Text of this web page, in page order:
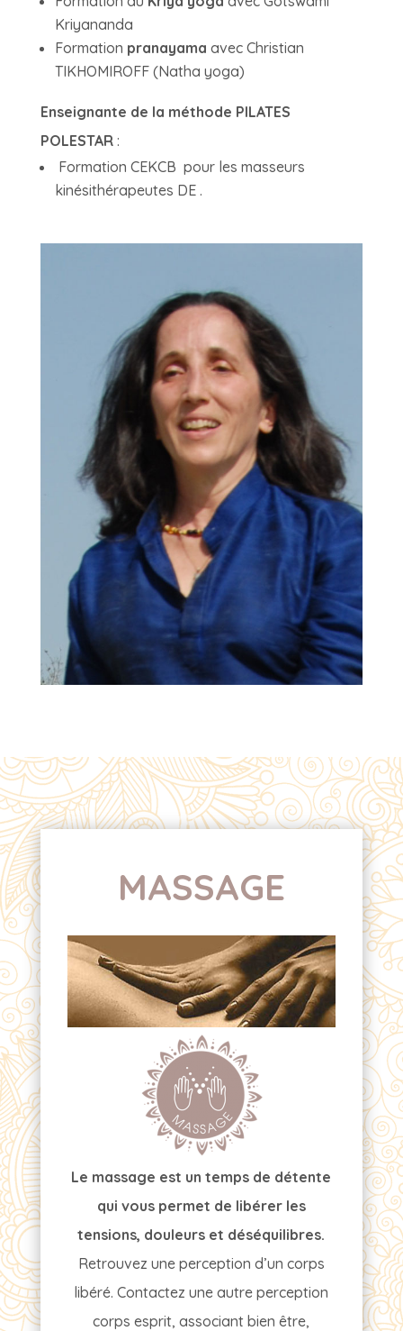
Kriyananda
Formation pranayama avec Christian
TIKHOMIROFF (Natha yoga)
Enseignante de la méthode PILATES
POLESTAR:
Formation CEKCB pour les masseurs
kinésithérapeutes DE .
MASSAGE
Le massage est un temps de détente
qui vous permet de libérer les
tensions, douleurs et déséquilibres.
Retrouvez une perception d’un corps
libéré. Contactez une autre perception
corps esprit, associant bien être,